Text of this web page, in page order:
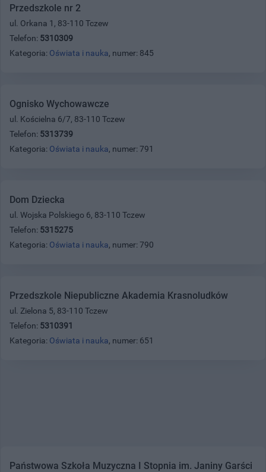
Przedszkole nr 2
ul. Orkana 1, 83-110 Tczew
Telefon: 5310309
Kategoria: Oświata i nauka, numer: 845
Ognisko Wychowawcze
ul. Kościelna 6/7, 83-110 Tczew
Telefon: 5313739
Kategoria: Oświata i nauka, numer: 791
Dom Dziecka
ul. Wojska Polskiego 6, 83-110 Tczew
Telefon: 5315275
Kategoria: Oświata i nauka, numer: 790
Przedszkole Niepubliczne Akademia Krasnoludków
ul. Zielona 5, 83-110 Tczew
Telefon: 5310391
Kategoria: Oświata i nauka, numer: 651
Państwowa Szkoła Muzyczna I Stopnia im. Janiny Garści